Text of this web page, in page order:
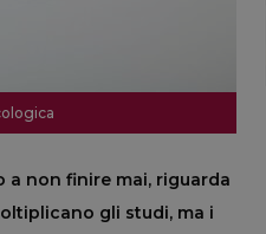
non finire mai, riguarda
gli studi, ma i